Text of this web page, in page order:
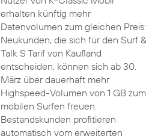
erhalten künftig mehr
Datenvolumen zum gleichen Preis:
Neukunden, die sich für den Surf &
Talk S Tarif von Kaufland
entscheiden, können sich ab 30.
März über dauerhaft mehr
Highspeed-Volumen von 1 GB zum
mobilen Surfen freuen.
Bestandskunden profitieren
automatisch vom erweiterten